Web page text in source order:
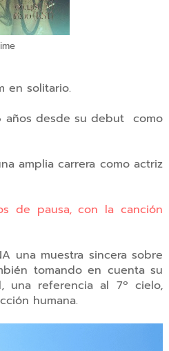
en solitario.
años desde su debut como
amplia carrera como actriz
de pausa, con la canción
una muestra sincera sobre
tomando en cuenta su
una referencia al 7º cielo,
humana.